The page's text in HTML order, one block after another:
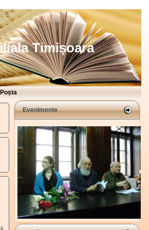
Timișoara
Poșta
Evenimente